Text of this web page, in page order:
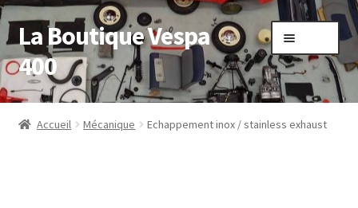
Aller
à
la
navigation
Aller
au
contenu
La Boutique Vespa
400
Accueil
Accueil Mécanique Echappement inox / stainless exhaust